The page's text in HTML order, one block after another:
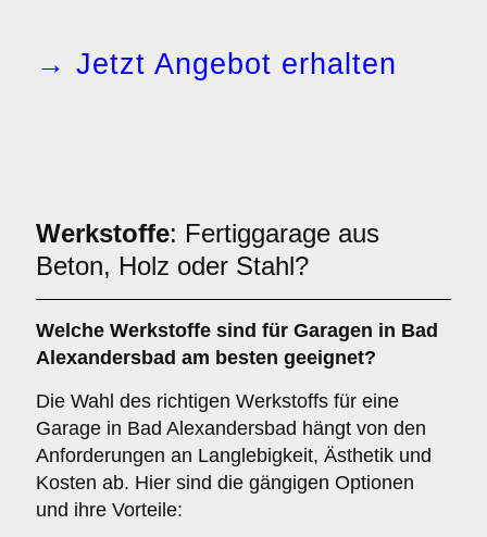
→ Jetzt Angebot erhalten
Werkstoffe: Fertiggarage aus
Beton, Holz oder Stahl?
Welche Werkstoffe sind für Garagen in Bad
Alexandersbad am besten geeignet?
Die Wahl des richtigen Werkstoffs für eine
Garage in Bad Alexandersbad hängt von den
Anforderungen an Langlebigkeit, Ästhetik und
Kosten ab. Hier sind die gängigen Optionen
und ihre Vorteile: